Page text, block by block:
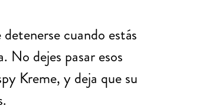
cuando estás
No dejes pasar esos
Kreme, y deja que su